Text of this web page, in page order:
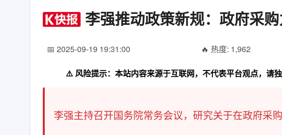
李强推动政策新规：政府采
📅 2025-09-19 19:31:00 🔥 热度: 1,962
⚠️ 风险提示：本站内容来源于互联网，不代表平台观点，请
李强主持召开国务院常务会议，研究关于在政府采